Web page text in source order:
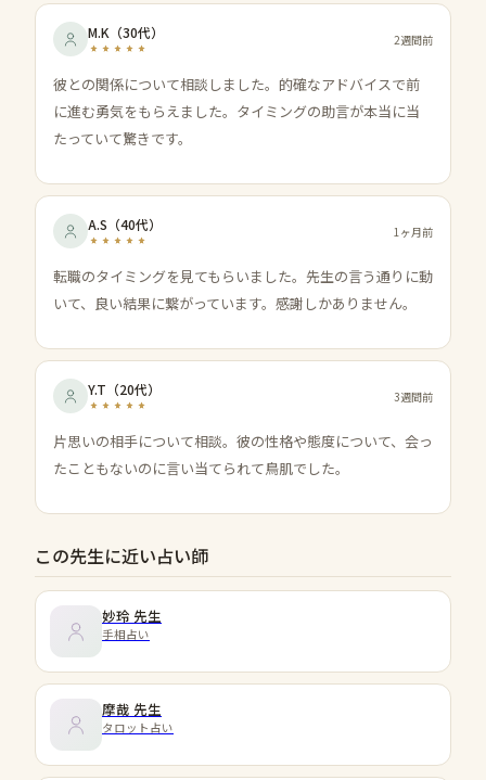
M.K （30代） 2週間前
彼との関係について相談しました。的確なアドバイスで前
に進む勇気をもらえました。タイミングの助言が本当に当
たっていて驚きです。
A.S （40代） 1ヶ月前
転職のタイミングを見てもらいました。先生の言う通りに動
いて、良い結果に繋がっています。感謝しかありません。
Y.T （20代） 3週間前
片思いの相手について相談。彼の性格や態度について、会っ
たこともないのに言い当てられて鳥肌でした。
この先生に近い占い師
妙玲 先生
手相占い
摩哉 先生
タロット占い